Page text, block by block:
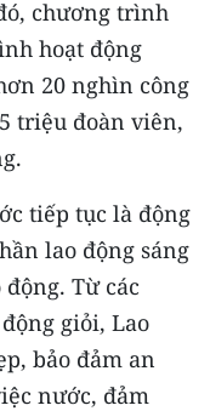
chương trình
hoạt động
20 nghìn công
triệu đoàn viên,
tiếp tục là động
lao động sáng
Từ các
giỏi, Lao
bảo đảm an
nước, đảm